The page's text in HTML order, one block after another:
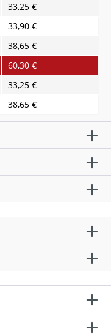
33,25 €
33,90 €
38,65 €
60,30 €
33,25 €
38,65 €